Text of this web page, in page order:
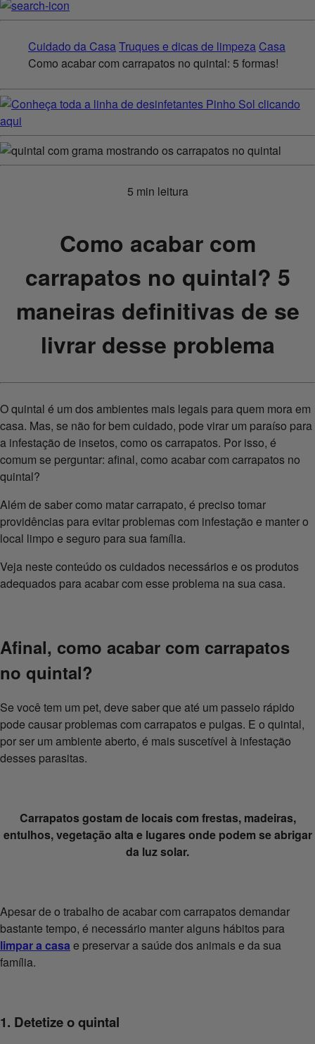
Cuidado da CasaTruques e dicas de limpeza Casa
Como acabar com carrapatos no quintal: 5 formas!
5 min leitura
Como acabar com
carrapatos no quintal? 5
maneiras definitivas de se
livrar desse problema
O quintal é um dos ambientes mais legais para quem mora em
casa. Mas, se não for bem cuidado, pode virar um paraíso para
a infestação de insetos, como os carrapatos. Por isso, é
comum se perguntar: afinal, como acabar com carrapatos no
quintal?
Além de saber como matar carrapato, é preciso tomar
providências para evitar problemas com infestação e manter o
local limpo e seguro para sua família.
Veja neste conteúdo os cuidados necessários e os produtos
adequados para acabar com esse problema na sua casa.
Afinal, como acabar com carrapatos
no quintal?
Se você tem um pet, deve saber que até um passeio rápido
pode causar problemas com carrapatos e pulgas. E o quintal,
por ser um ambiente aberto, é mais suscetível à infestação
desses parasitas.
Carrapatos gostam de locais com frestas, madeiras,
entulhos, vegetação alta e lugares onde podem se abrigar
da luz solar.
Apesar de o trabalho de acabar com carrapatos demandar
bastante tempo, é necessário manter alguns hábitos para
limpar a casa e preservar a saúde dos animais e da sua
família.
1. Detetize o quintal